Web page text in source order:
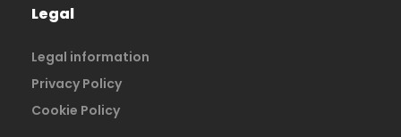
Legal
Legal information
Privacy Policy
Cookie Policy